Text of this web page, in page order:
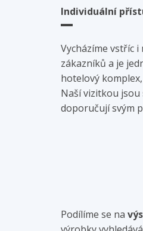
Individuální
Vycházíme vstříc
zákazníků a je
hotelový
Naší vizitkou jsou
doporučují svým
Podílíme se na